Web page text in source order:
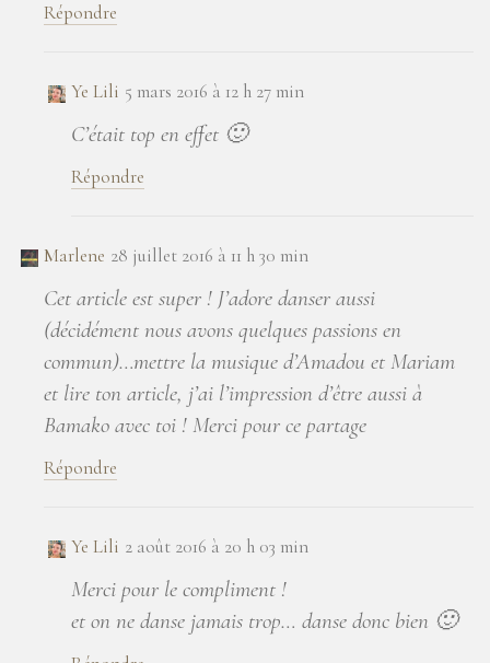
Répondre
Ye Lili 5 mars 2016 à 12 h 27 min
C’était top en effet 🙂
Répondre
Marlene 28 juillet 2016 à 11 h 30 min
Cet article est super ! J’adore danser aussi
(décidément nous avons quelques passions en
commun)…mettre la musique d’Amadou et Mariam
et lire ton article, j’ai l’impression d’être aussi à
Bamako avec toi ! Merci pour ce partage
Répondre
Ye Lili 2 août 2016 à 20 h 03 min
Merci pour le compliment !
et on ne danse jamais trop… danse donc bien 🙂